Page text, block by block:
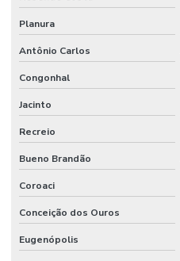
Planura
Antônio Carlos
Congonhal
Jacinto
Recreio
Bueno Brandão
Coroaci
Conceição dos Ouros
Eugenópolis